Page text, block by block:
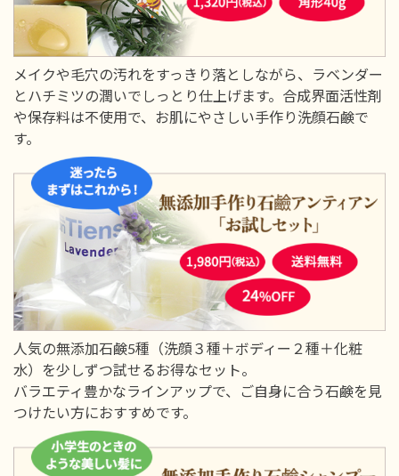
メイクや毛穴の汚れをすっきり落としながら、ラベンダー
とハチミツの潤いでしっとり仕上げます。合成界面活性剤
や保存料は不使用で、お肌にやさしい手作り洗顔石鹸で
す。
人気の無添加石鹸5種（洗顔３種＋ボディー２種＋化粧
水）を少しずつ試せるお得なセット。
バラエティ豊かなラインアップで、ご自身に合う石鹸を見
つけたい方におすすめです。